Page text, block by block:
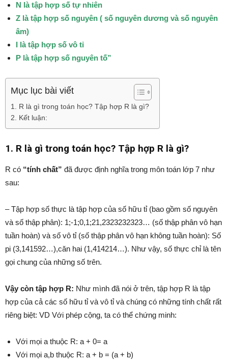
N là tập hợp số tự nhiên
Z là tập hợp số nguyên ( số nguyên dương và số nguyên
âm)
I là tập hợp số vô tỉ
P là tập hợp số nguyên tố”
Mục lục bài viết
1. R là gì trong toán học? Tập hợp R là gì?
2. Kết luận:
1. R là gì trong toán học? Tập hợp R là gì?
R có “tính chất” đã được định nghĩa trong môn toán lớp 7 như
sau:
– Tập hợp số thực là tập hợp của số hữu tỉ (bao gồm số nguyên
và số thập phân): 1;-1;0,1;21,2323232323… (số thập phân vô hạn
tuần hoàn) và số vô tỉ (số thập phân vô hạn không tuần hoàn): Số
pi (3,141592…),căn hai (1,414214…). Như vậy, số thực chỉ là tên
gọi chung của những số trên.
Vậy còn tập hợp R: Như mình đã nói ở trên, tập hợp R là tập
hợp của cả các số hữu tỉ và vô tỉ và chúng có những tính chất rất
riêng biệt: VD Với phép cộng, ta có thể chứng minh:
Với mọi a thuộc R: a + 0= a
Với mọi a,b thuộc R: a + b = (a + b)